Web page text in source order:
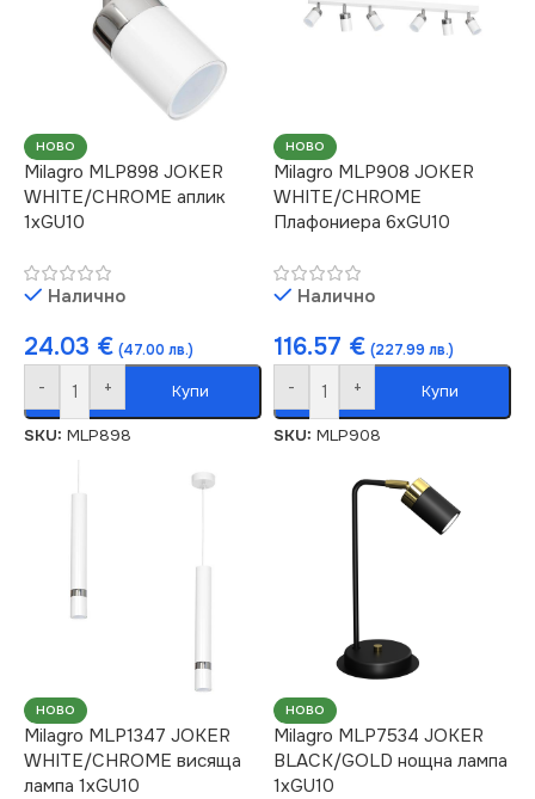
НОВО
Milagro MLP898 JOKER
WHITE/CHROME аплик
1xGU10
Налично
24.03 € (47.00 лв.)
- + Купи
SKU: MLP898
НОВО
Milagro MLP908 JOKER
WHITE/CHROME
Плафониера 6xGU10
Налично
116.57 € (227.99 лв.)
- + Купи
SKU: MLP908
НОВО
Milagro MLP1347 JOKER
WHITE/CHROME висяща
лампа 1xGU10
НОВО
Milagro MLP7534 JOKER
BLACK/GOLD нощна лампа
1xGU10